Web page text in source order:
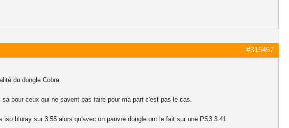
#315457
du dongle Cobra.
pour ceux qui ne savent pas faire pour ma part c'est pas le cas.
bluray sur 3.55 alors qu'avec un pauvre dongle ont le fait sur une PS3 3.41